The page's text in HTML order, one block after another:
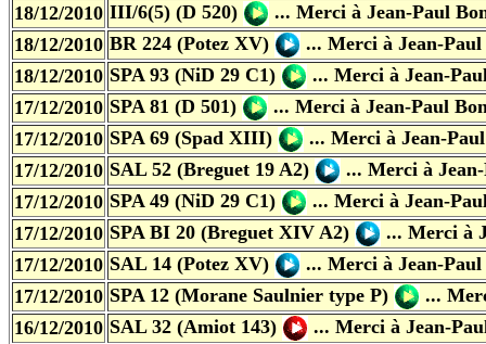
18/12/2010 III/6(5) (D 520) ... Merci à Jean-Paul
18/12/2010 BR 224 (Potez XV) ... Merci à Jean-
18/12/2010 SPA 93 (NiD 29 C1) ... Merci à Jean-
17/12/2010 SPA 81 (D 501) ... Merci à Jean-Paul
17/12/2010 SPA 69 (Spad XIII) ... Merci à Jean-
17/12/2010 SAL 52 (Breguet 19 A2) ... Merci à
17/12/2010 SPA 49 (NiD 29 C1) ... Merci à Jean-
17/12/2010 SPA BI 20 (Breguet XIV A2) ... Merci à
17/12/2010 SAL 14 (Potez XV) ... Merci à Jean-
17/12/2010 SPA 12 (Morane Saulnier type P) ...
16/12/2010 SAL 32 (Amiot 143) ... Merci à Jean-